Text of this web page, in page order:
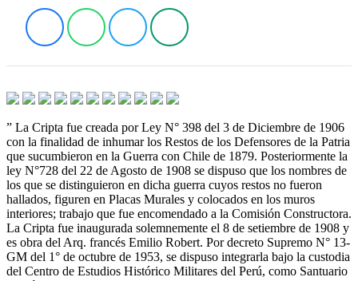
” La Cripta fue creada por Ley N° 398 del 3 de Diciembre de 1906
con la finalidad de inhumar los Restos de los Defensores de la Patria
que sucumbieron en la Guerra con Chile de 1879. Posteriormente la
ley N°728 del 22 de Agosto de 1908 se dispuso que los nombres de
los que se distinguieron en dicha guerra cuyos restos no fueron
hallados, figuren en Placas Murales y colocados en los muros
interiores; trabajo que fue encomendado a la Comisión Constructora.
La Cripta fue inaugurada solemnemente el 8 de setiembre de 1908 y
es obra del Arq. francés Emilio Robert. Por decreto Supremo N° 13-
GM del 1° de octubre de 1953, se dispuso integrarla bajo la custodia
del Centro de Estudios Histórico Militares del Perú, como Santuario